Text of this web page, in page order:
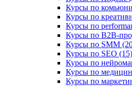
Курсы по
Курсы по
Курсы по
Курсы по B2B-
Курсы по SMM
Курсы по SEO (15)
Курсы по
Курсы по
Курсы по